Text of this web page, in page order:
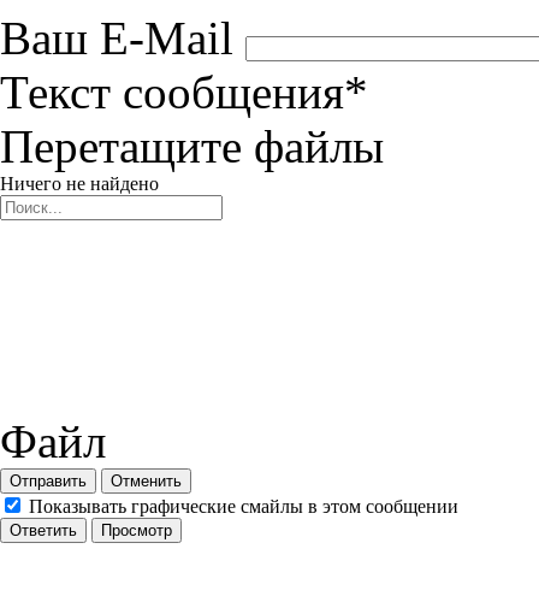
Ваш E-Mail
Текст сообщения*
Перетащите файлы
Ничего не найдено
Файл
Отправить Отменить
Показывать графические смайлы в этом сообщении